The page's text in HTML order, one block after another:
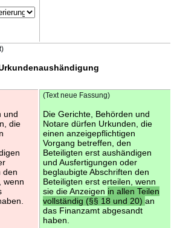
und
die
den
wenn
(Text neue Fassung)
Die Gerichte, Behörden und
Notare dürfen Urkunden, die
einen anzeigepflichtigen
Vorgang betreffen, den
Beteiligten erst aushändigen
und Ausfertigungen oder
beglaubigte Abschriften den
Beteiligten erst erteilen, wenn
sie die Anzeigen in allen Teilen
vollständig (§§ 18 und 20) an
das Finanzamt abgesandt
haben.